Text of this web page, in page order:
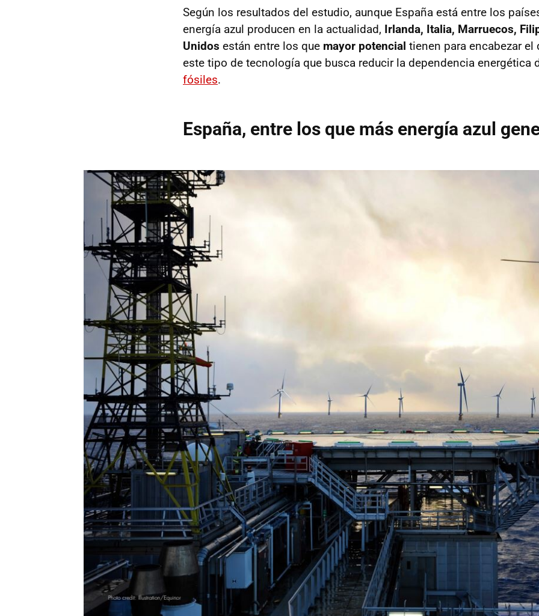
Según los resultados del estudio, aunque España está entre los
energía azul producen en la actualidad, Irlanda, Italia, Marruecos,
Unidos están entre los que mayor potencial tienen para encabezar el
este tipo de tecnología que busca reducir la dependencia energética
fósiles.
España, entre los que más energía azul